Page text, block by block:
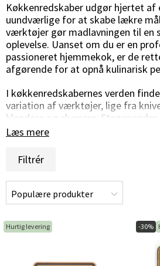
Køkkenredskaber udgør hjertet
uundværlige for at skabe lækre
værktøjer gør madlavningen til en
oplevelse. Uanset om du er en
passioneret hjemmekok, er de
afgørende for at opnå kulinarisk
I køkkenredskabernes verden
variation af værktøjer, lige fra
blendere og skærere. Stegepander
grundlæggende for at tilberede
støbejern og rustfrit stål og er
varmen jævnt og effektivt.
Når det kommer til bagning, er
bageforme, piskeris og dejskraber
skabe alt fra saftige kager til
luftigt, mens dejskrabere hjælper
Læs mere
Filtrér
Hurtig levering -30%